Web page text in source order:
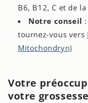
B6, B12, C et de
Notre conseil
tournez-vous vers
Mitochondryn)
Votre
votre grossesse